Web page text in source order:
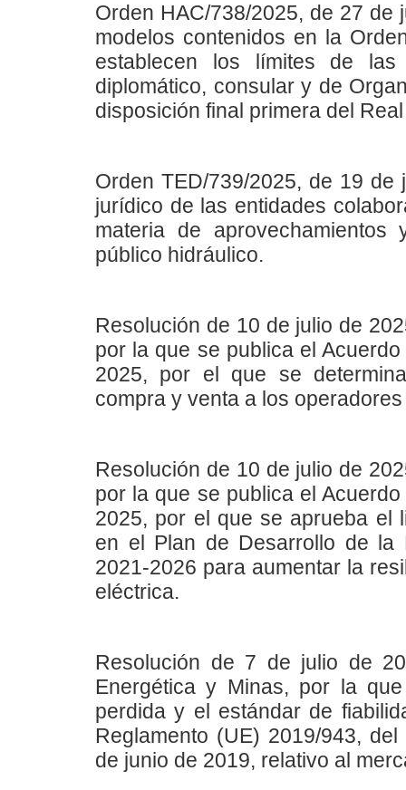
Orden HAC/738/2025, de 27 de
modelos contenidos en la
establecen los límites de
diplomático, consular y de
disposición final primera del
Orden TED/739/2025, de 19
jurídico de las entidades
materia de
público hidráulico.
Resolución de 10 de julio de
por la que se publica el
2025, por el que se
compra y venta a los
Resolución de 10 de julio de
por la que se publica el
2025, por el que se aprueba el
en el Plan de Desarrollo de la
2021-2026 para aumentar la
eléctrica.
Resolución de 7 de julio de
Energética y Minas, por la
perdida y el estándar de
Reglamento (UE) 2019/943,
de junio de 2019, relativo al